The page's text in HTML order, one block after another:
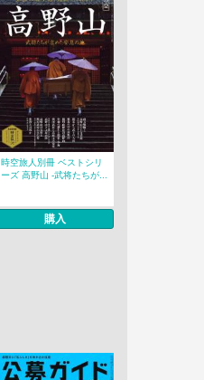
時空旅人別冊 ベストシリ
ーズ 高野山 -武将たちが...
購入